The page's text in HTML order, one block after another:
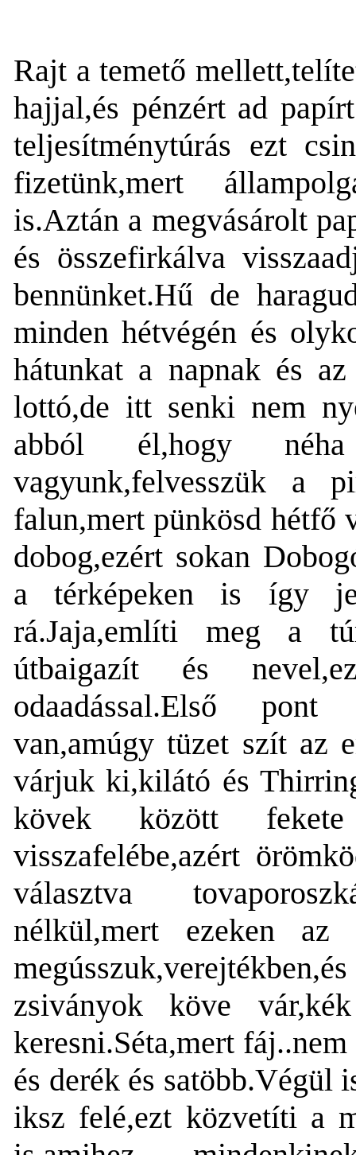
Rajt a temető
hajjal,és pénzért ad
teljesítménytúrás ezt
fizetünk,mert
is.Aztán a megvásárolt
és összefirkálva
bennünket.Hű de
minden hétvégén és
hátunkat a napnak és
lottó,de itt senki nem
abból él,hogy néha
vagyunk,felvesszük a
falun,mert pünkösd hétfő
dobog,ezért sokan
a térképeken is így
rá.Jaja,említi meg a
útbaigazít és
odaadással.Első
van,amúgy tüzet szít az
várjuk ki,kilátó és
kövek között
visszafelébe,azért
választva
nélkül,mert ezeken
zsiványok köve
keresni.Séta,mert
és derék és satöbb.Végül
iksz felé,ezt közvetíti a